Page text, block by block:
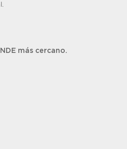
más cercano.